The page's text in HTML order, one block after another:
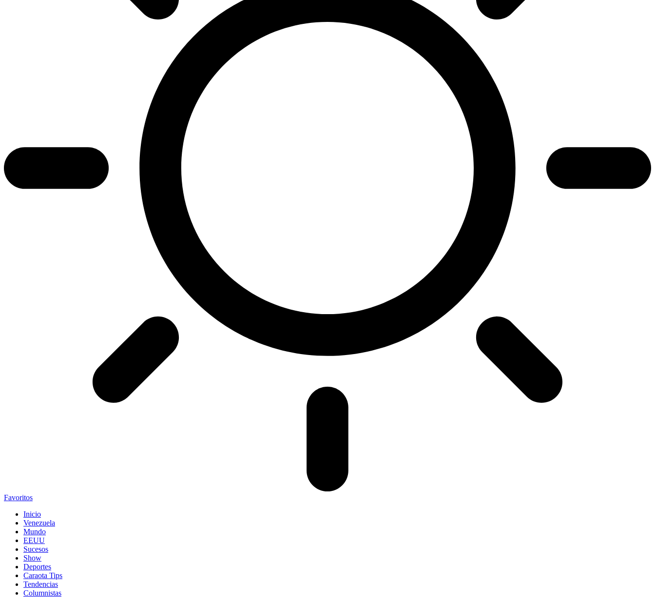
Favoritos
Inicio
Venezuela
Mundo
EEUU
Sucesos
Show
Deportes
Caraota Tips
Tendencias
Columnistas